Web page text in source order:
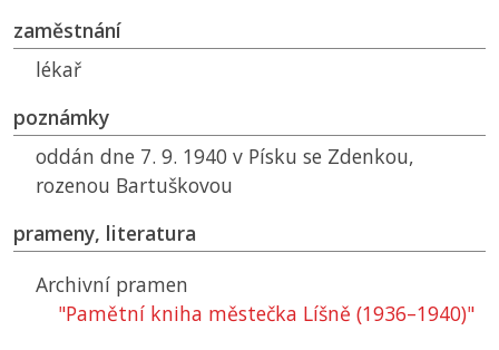
zaměstnání
lékař
poznámky
oddán dne 7. 9. 1940 v Písku se Zdenkou,
rozenou Bartuškovou
prameny, literatura
Archivní pramen
"Pamětní kniha městečka Líšně (1936–1940)"